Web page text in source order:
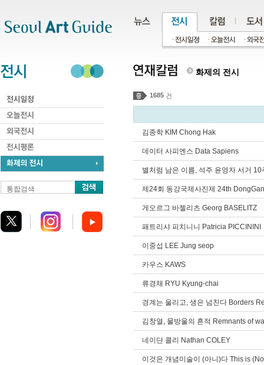
통합검색
화제의 전시
1685 건
김종학 KIM Chong Hak
데이터 사피엔스 Data Sapiens
별처럼 남은 이름, 석주 윤영자 서거
제24회 동강국제사진제 24th
게오르그 바젤리츠 Georg BASELITZ
패트리샤 피치니니 Patricia PICCININI
이중섭 LEE Jung seop
카우스 KAWS
류경채 RYU Kyung-chai
경계는 울리고, 생은 넘친다 Borders
김창열, 물방울의 흔적 Remnants of
네이단 콜리 Nathan COLEY
이것은 개념미술이 (아니)다 This is